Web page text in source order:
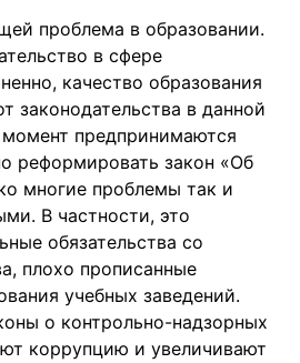
проблема в образовании.
в сфере
качество образования
законодательства в данной
предпринимаются
реформировать закон «Об
многие проблемы так и
В частности, это
обязательства со
плохо прописанные
учебных заведений.
о контрольно-надзорных
коррупцию и увеличивают